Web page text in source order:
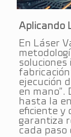
Aplicando
En Láser
soluciones
ejecución
en mano”.
hasta la
eficiente y
garantiza
cada paso